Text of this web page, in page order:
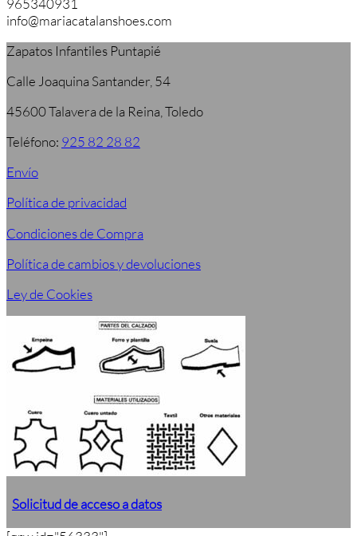
965340931
info@mariacatalanshoes.com
Zapatos Infantiles Puntapié
Calle Joaquina Santander, 54
45600 Talavera de la Reina, Toledo
Teléfono: 925 82 28 82
Envío
Política de privacidad
Condiciones de Compra
Política de cambios y devoluciones
Ley de Cookies
Solicitud de acceso a datos